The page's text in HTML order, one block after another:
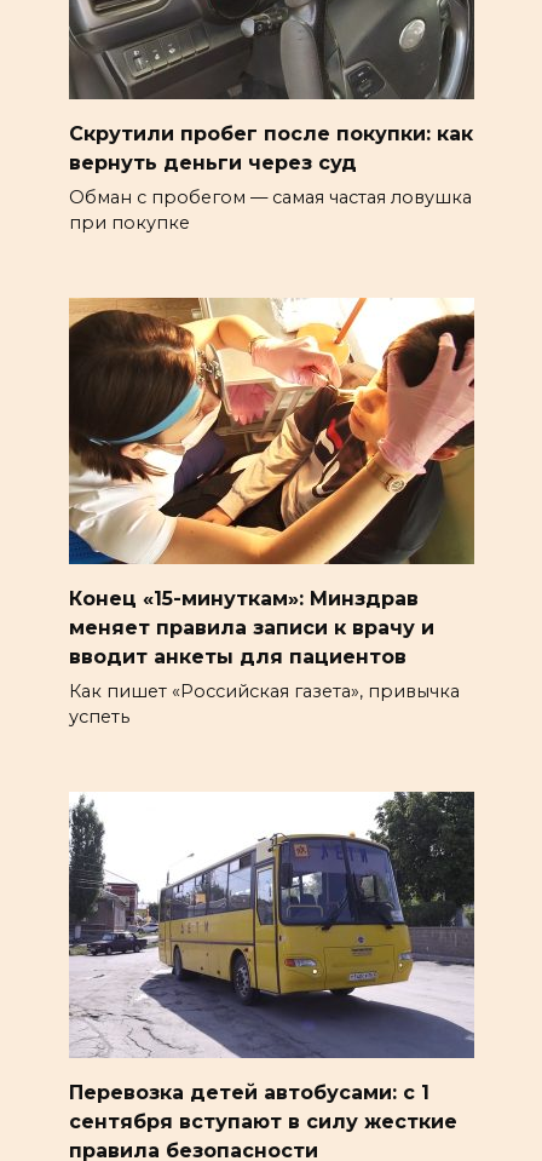
Скрутили пробег после покупки: как
вернуть деньги через суд
Обман с пробегом — самая частая ловушка
при покупке
Конец «15-минуткам»: Минздрав
меняет правила записи к врачу и
вводит анкеты для пациентов
Как пишет «Российская газета», привычка
успеть
Перевозка детей автобусами: с 1
сентября вступают в силу жесткие
правила безопасности